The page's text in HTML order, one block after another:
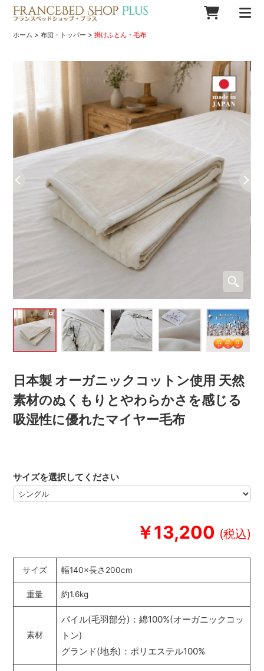
ホーム >布団・トッパー >掛けふとん・毛布
日本製 オーガニックコットン使用 天然
素材のぬくもりとやわらかさを感じる
吸湿性に優れたマイヤー毛布
￥13,200
サイズを選択してください
サイズ 幅140×長さ200cm
重量 約1.6kg
素材
パイル(毛羽部分)：綿100%(オーガニックコッ
トン)
グランド(地糸)：ポリエステル100%